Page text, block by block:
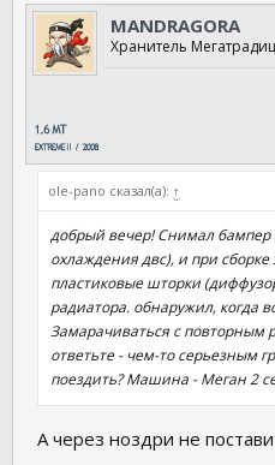
MANDRAGORA
Хранитель
ole-pano сказал(а): ↑
добрый вечер! Снимал бампер
охлаждения двс), и при сборке
пластиковые шторки
радиатора. обнаружил, когда
Замарачиваться с повторным
ответьте - чем-то серьезным
поездить? Машина - Меган 2
А через ноздри не